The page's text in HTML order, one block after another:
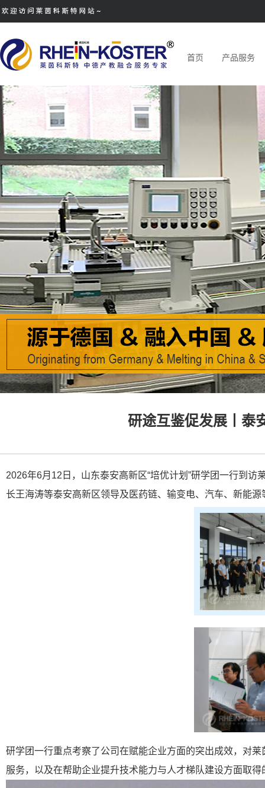
首页 产品服务
研途互鉴促发展丨泰
2026年6月12日，山东泰安高新区“培优计划”研学团一行到
长王海涛等泰安高新区领导及医药链、输变电、汽车、新能
研学团一行重点考察了公司在赋能企业方面的突出成效，对
服务，以及在帮助企业提升技术能力与人才梯队建设方面取